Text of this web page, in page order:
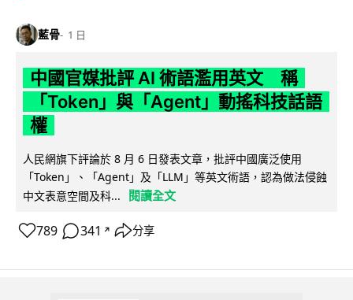
藍骨 1 日
中國官媒批評 AI 術語濫用英文 稱
「Token」與「Agent」動搖科技話語
權
人民網旗下評論於 8 月 6 日發表文章，批評中國廣泛使用
「Token」、「Agent」及「LLM」等英文術語，認為做法侵蝕
中文表意空間及科...
閱讀全文
789 341 ↗ 分享